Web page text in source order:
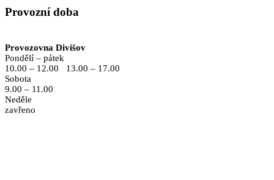
Provozní doba
Provozovna Divišov
Pondělí – pátek
10.00 – 12.00 13.00 – 17.00
Sobota
9.00 – 11.00
Neděle
zavřeno